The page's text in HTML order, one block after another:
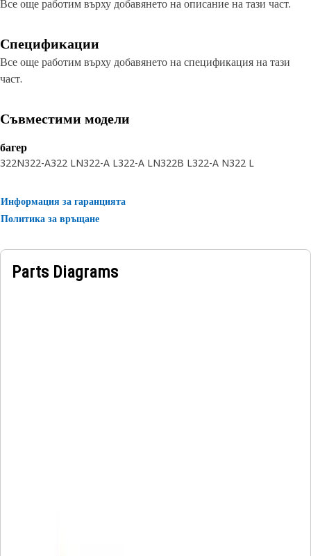
Все още работим върху добавянето на описание на тази част.
Спецификации
Все още работим върху добавянето на спецификация на тази
част.
Съвместими модели
багер
322N322-A322 LN322-A L322-A LN322B L322-A N322 L
Информация за гаранцията
Политика за връщане
Parts Diagrams